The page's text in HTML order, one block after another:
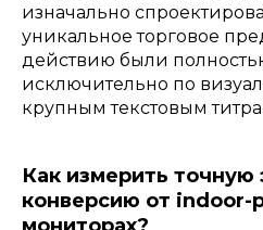
изначально
уникальное торговое
действию были
исключительно по
крупным текстовым
Как измерить
конверсию от indoor-